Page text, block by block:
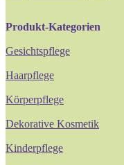
Produkt-Kategorien
Gesichtspflege
Haarpflege
Körperpflege
Dekorative Kosmetik
Kinderpflege